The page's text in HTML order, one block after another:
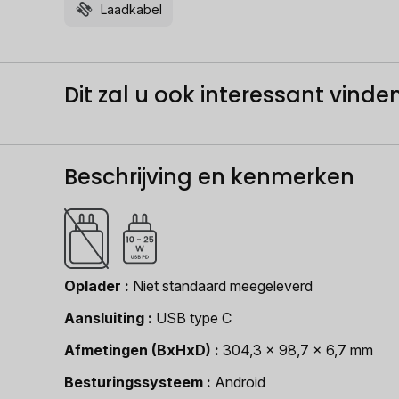
Laadkabel
Dit zal u ook interessant
Beschrijving en kenmerken
Oplader
Niet standaard meegeleverd
Aansluiting
USB type C
Afmetingen (BxHxD)
304,3 x 98,7 x 6,7 mm
Besturingssysteem
Android